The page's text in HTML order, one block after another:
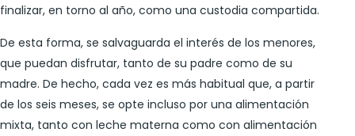
finalizar, en torno al año, como una custodia compartida.
De esta forma, se salvaguarda el interés de los menores,
que puedan disfrutar, tanto de su padre como de su
madre. De hecho, cada vez es más habitual que, a partir
de los seis meses, se opte incluso por una alimentación
mixta, tanto con leche materna como con alimentación